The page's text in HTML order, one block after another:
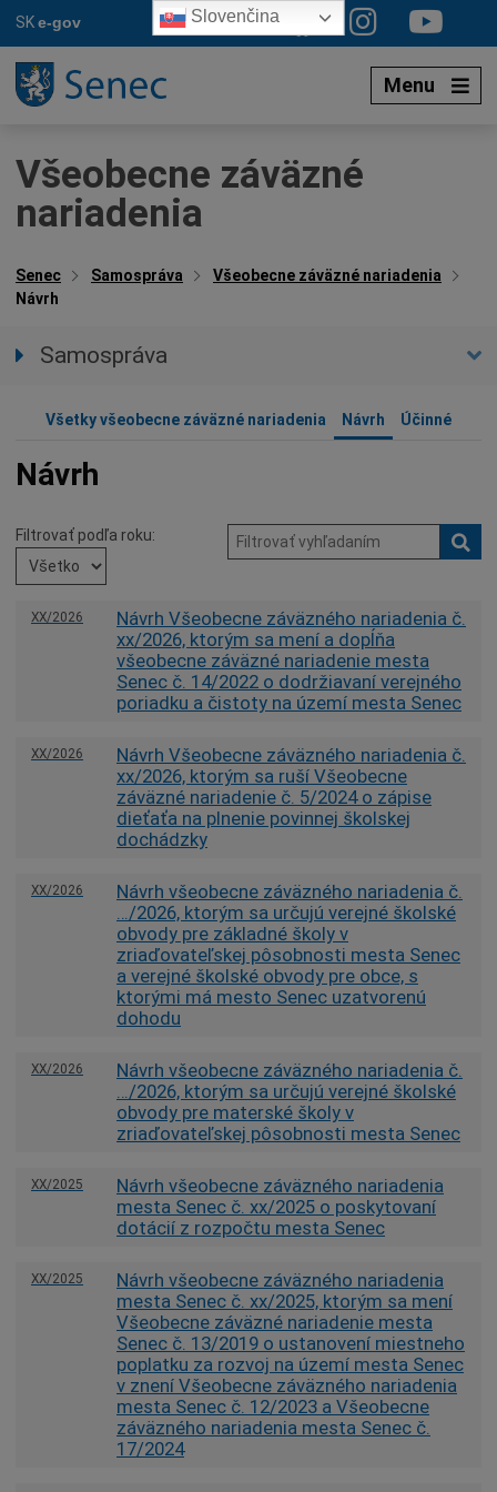
SKe-gov
Menu
Všeobecne záväzné
nariadenia
Senec Samospráva
Všeobecne záväzné nariadenia
Návrh
Samospráva
Zástupca primátora
Mestské zastupiteľstvo
Komisie
Zasadnutia
Otvorená samospráva
Úradná tabuľa
Všeobecne záväzné nariadenia
Verejné obstarávania
Voľby a referendá
Všetky všeobecne záväzné nariadenia Návrh Účinné
Návrh
Filtrovať podľa roku:
XX/2026
Návrh Všeobecne záväzného nariadenia č.
xx/2026, ktorým sa mení a dopĺňa
všeobecne záväzné nariadenie mesta
Senec č. 14/2022 o dodržiavaní verejného
poriadku a čistoty na území mesta Senec
XX/2026
Návrh Všeobecne záväzného nariadenia č.
xx/2026, ktorým sa ruší Všeobecne
záväzné nariadenie č. 5/2024 o zápise
dieťaťa na plnenie povinnej školskej
dochádzky
XX/2026
Návrh všeobecne záväzného nariadenia č.
…/2026, ktorým sa určujú verejné školské
obvody pre základné školy v
zriaďovateľskej pôsobnosti mesta Senec
a verejné školské obvody pre obce, s
ktorými má mesto Senec uzatvorenú
dohodu
XX/2026
Návrh všeobecne záväzného nariadenia č.
…/2026, ktorým sa určujú verejné školské
obvody pre materské školy v
zriaďovateľskej pôsobnosti mesta Senec
XX/2025
Návrh všeobecne záväzného nariadenia
mesta Senec č. xx/2025 o poskytovaní
dotácií z rozpočtu mesta Senec
XX/2025
Návrh všeobecne záväzného nariadenia
mesta Senec č. xx/2025, ktorým sa mení
Všeobecne záväzné nariadenie mesta
Senec č. 13/2019 o ustanovení miestneho
poplatku za rozvoj na území mesta Senec
v znení Všeobecne záväzného nariadenia
mesta Senec č. 12/2023 a Všeobecne
záväzného nariadenia mesta Senec č.
17/2024
Slovenčina